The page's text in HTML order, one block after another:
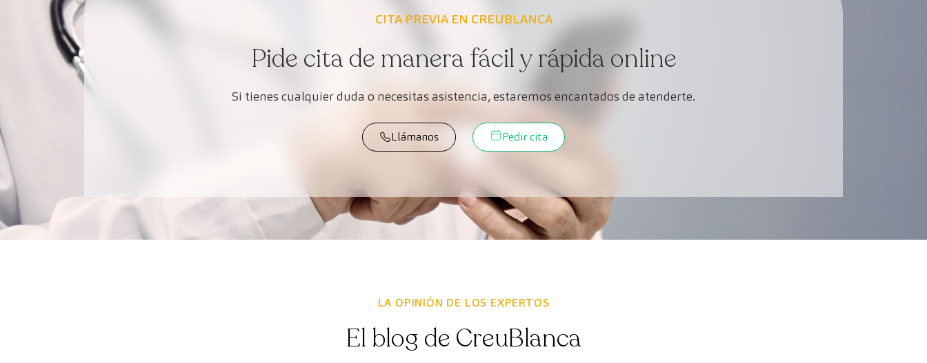
CITA PREVIA EN CREUBLANCA
Pide cita de manera fácil y rápida online
Si tienes cualquier duda o necesitas asistencia, estaremos encantados de atenderte.
Llámanos Pedir cita
LA OPINIÓN DE LOS EXPERTOS
El blog de CreuBlanca